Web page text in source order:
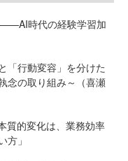
時代の経験学習加
「行動変容」を分けた
念の取り組み～（喜瀬
質的変化は、業務効率
方」